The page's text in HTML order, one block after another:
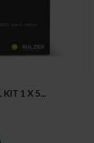
1 X 5...